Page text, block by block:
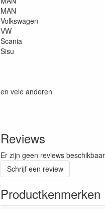
MAN
Volkswagen
VW
Scania
Sisu
en vele anderen
Reviews
Er zijn geen reviews
Schrijf een review
Productkenmerken